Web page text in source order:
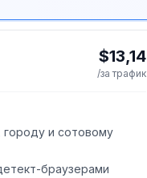
$13,14
/за трафик
городу и сотовому
браузерами